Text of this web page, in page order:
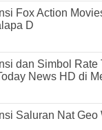
Fox Action
D
dan Simbol Rate
News HD di
Saluran Nat Geo